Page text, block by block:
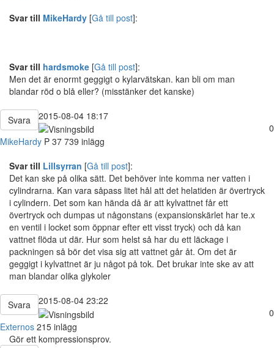
Svar till MikeHardy [Gå till post]:
Svar till hardsmoke [Gå till post]:
Men det är enormt geggigt o kylarvätskan. kan bli om man
blandar röd o blå eller? (misstänker det kanske)
Svara
2015-08-04 18:17
0
MikeHardy P 37 739 inlägg
Svar till Lillsyrran [Gå till post]:
Det kan ske på olika sätt. Det behöver inte komma ner vatten i
cylindrarna. Kan vara såpass litet hål att det helatiden är övertryck
i cylindern. Det som kan hända då är att kylvattnet får ett
övertryck och dumpas ut någonstans (expansionskärlet har te.x
en ventil i locket som öppnar efter ett visst tryck) och då kan
vattnet flöda ut där. Hur som helst så har du ett läckage i
packningen så bör det visa sig att vattnet går åt. Om det är
geggigt i kylvattnet är ju något på tok. Det brukar inte ske av att
man blandar olika glykoler
Svara
2015-08-04 23:22
0
Externos 215 inlägg
Gör ett kompressionsprov.